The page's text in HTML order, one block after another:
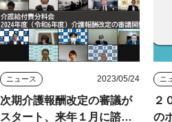
ニュース 2023/05/24
次期介護報酬改定の審議が
スタート、来年１月に諮問
ニ
２
の